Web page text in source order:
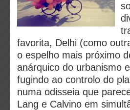
favorita, Delhi (como
o espelho mais próximo
anárquico do urbanismo
fugindo ao controlo do
numa odisseia que
Lang e Calvino em